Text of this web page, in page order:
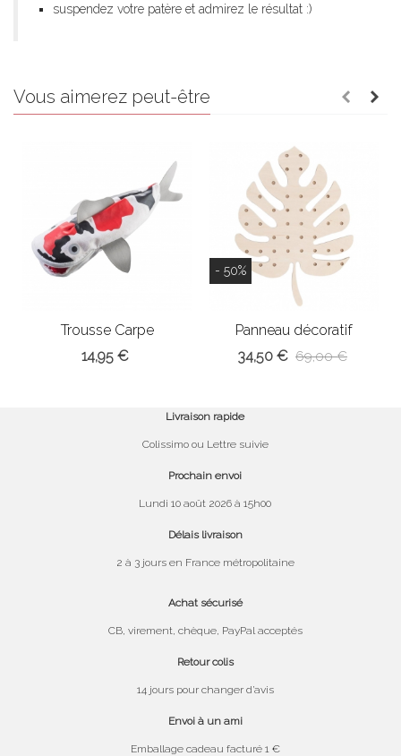
suspendez votre patère et admirez le résultat :)
Vous aimerez peut-être
Trousse Carpe
14,95 €
- 50%
Panneau décoratif
perforé
34,50 € 69,00 €
Livraison rapide
Colissimo ou Lettre suivie
Prochain envoi
Lundi 10 août 2026 à 15h00
Délais livraison
2 à 3 jours en France métropolitaine
Achat sécurisé
CB, virement, chèque, PayPal acceptés
Retour colis
14 jours pour changer d’avis
Envoi à un ami
Emballage cadeau facturé 1 €